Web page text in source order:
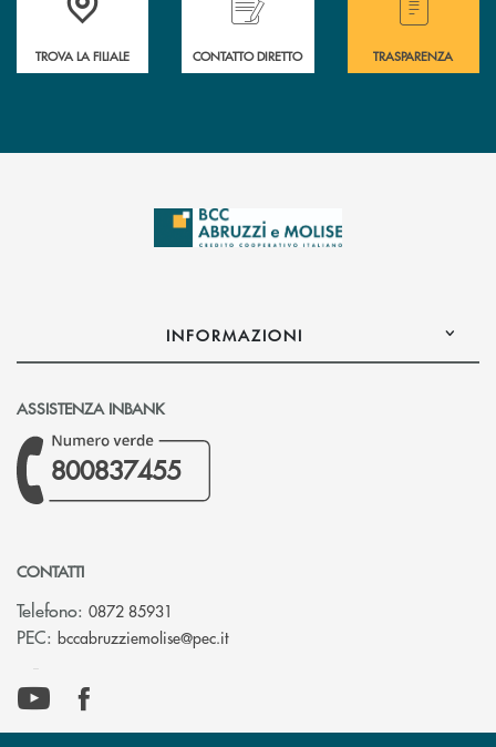
TROVA LA FILIALE CONTATTO DIRETTO TRASPARENZA
INFORMAZIONI
ASSISTENZA INBANK
800837455
CONTATTI
Telefono: 0872 85931
PEC: bccabruzziemolise@pec.it(si apre l’app di posta elettronica)